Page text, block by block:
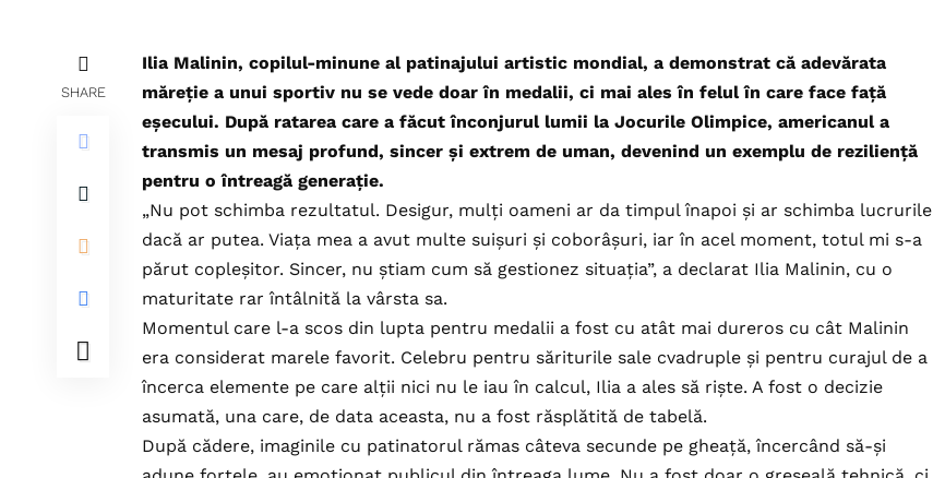
SHARE
Ilia Malinin, copilul-minune al patinajului artistic mondial, a demonstrat că adevărata
măreție a unui sportiv nu se vede doar în medalii, ci mai ales în felul în care face față
eșecului. După ratarea care a făcut înconjurul lumii la Jocurile Olimpice, americanul a
transmis un mesaj profund, sincer și extrem de uman, devenind un exemplu de reziliență
pentru o întreagă generație.
„Nu pot schimba rezultatul. Desigur, mulți oameni ar da timpul înapoi și ar schimba lucrurile
dacă ar putea. Viața mea a avut multe suișuri și coborâșuri, iar în acel moment, totul mi s-a
părut copleșitor. Sincer, nu știam cum să gestionez situația”, a declarat Ilia Malinin, cu o
maturitate rar întâlnită la vârsta sa.
Momentul care l-a scos din lupta pentru medalii a fost cu atât mai dureros cu cât Malinin
era considerat marele favorit. Celebru pentru săriturile sale cvadruple și pentru curajul de a
încerca elemente pe care alții nici nu le iau în calcul, Ilia a ales să riște. A fost o decizie
asumată, una care, de data aceasta, nu a fost răsplătită de tabelă.
După cădere, imaginile cu patinatorul rămas câteva secunde pe gheață, încercând să-și